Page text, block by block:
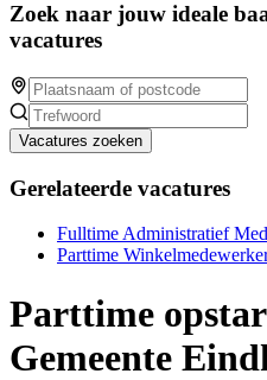
Zoek naar jouw ideale
vacatures
Vacatures zoeken
Gerelateerde vacatures
Fulltime Administratief
Parttime
Parttime
Gemeente